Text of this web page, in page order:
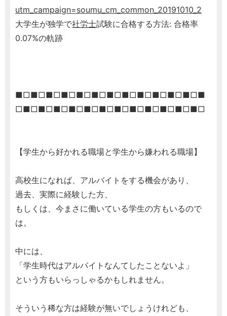
utm_campaign=soumu_cm_common_20191010_2
大学生が独学で社労士試験に合格する方法: 合格率
0.07%の軌跡
■□■□■□■□■□■□■□■□■□■□■□■□■
□■□■□■□■□■□■□■□■□■□■□■□■□
【学生から好かれる職場と学生から嫌われる職場】
高校生になれば、アルバイトをする機会があり、
過去、実際に経験した方、
もしくは、今まさに働いている学生の方もいるので
は。
中には、
「学生時代はアルバイトなんてしたことないよ」
という方もいらっしゃるかもしれません。
そういう稀な方は経験が無いでしょうけれども、